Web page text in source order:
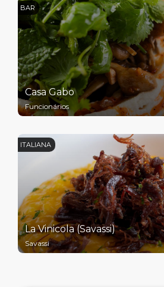
BAR
Casa Gabo
Funcionários
ITALIANA
La Vinicola (Savassi)
Savassi